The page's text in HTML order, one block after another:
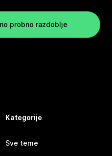
probno razdoblje
Kategorije
Sve teme